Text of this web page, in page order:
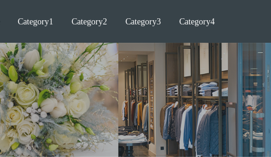
Category1 Category2 Category3 Category4